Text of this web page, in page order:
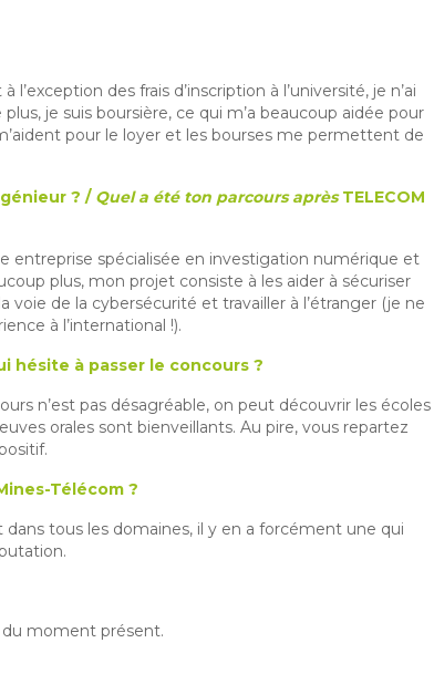
des frais d’inscription à l’université, je n’ai
je suis boursière, ce qui m’a beaucoup aidée pour
pour le loyer et les bourses me permettent de
? / Quel a été ton parcours aprèsTELECOM
entreprise spécialisée en investigation numérique et
plus, mon projet consiste à les aider à sécuriser
voie de la cybersécurité et travailler à l’étranger (je ne
à l’international !).
hésite à passer le concours ?
n’est pas désagréable, on peut découvrir les écoles
orales sont bienveillants. Au pire, vous repartez
Télécom ?
tous les domaines, il y en a forcément une qui
du moment présent.